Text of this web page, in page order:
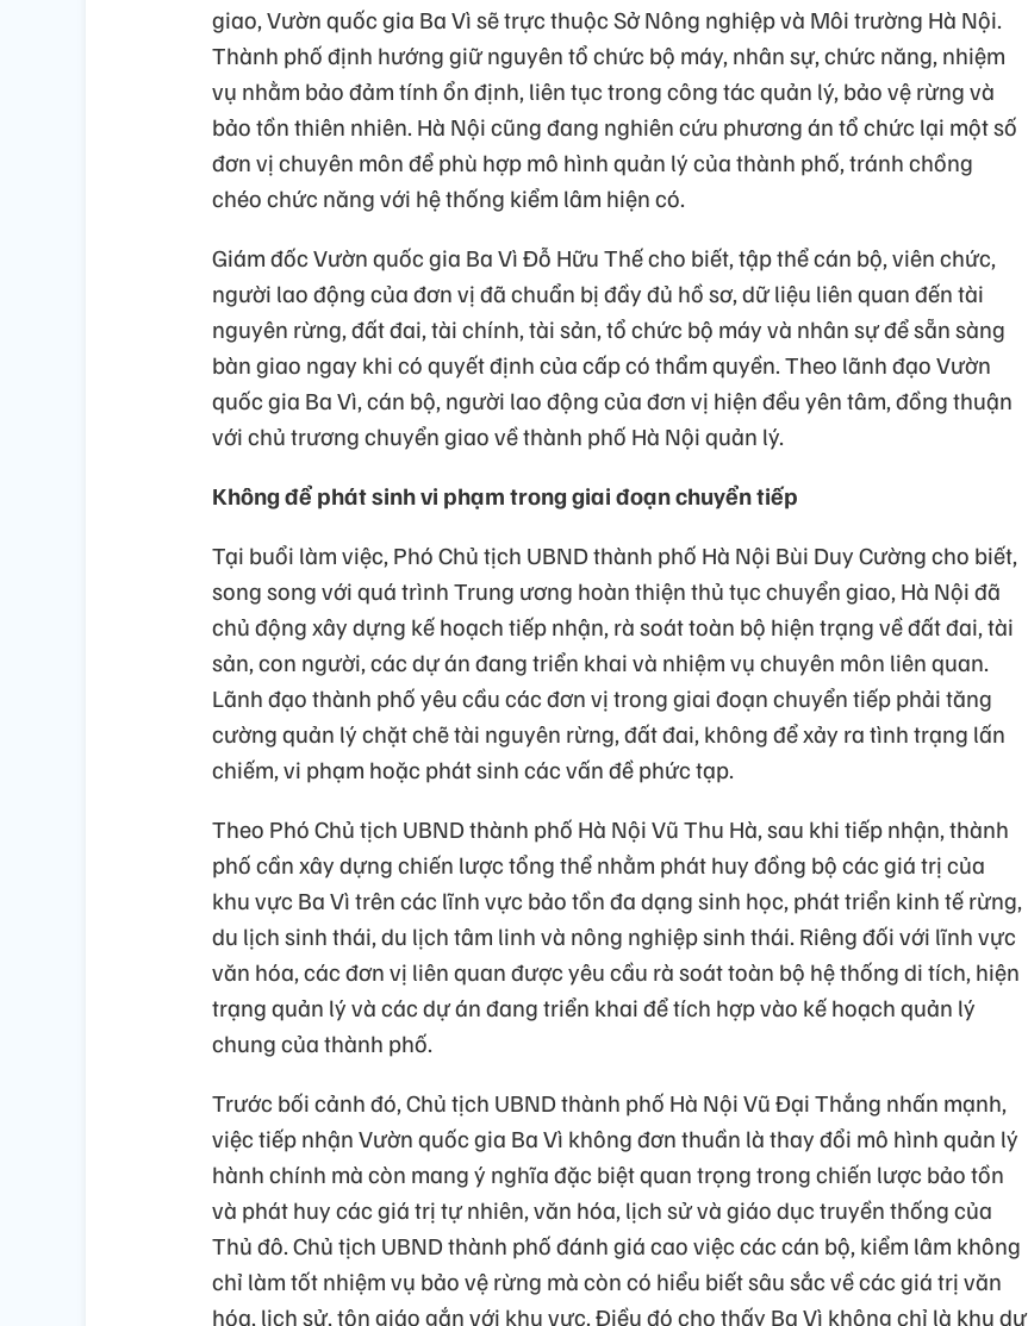
giao, Vườn quốc gia Ba Vì sẽ trực thuộc Sở Nông nghiệp và Môi trường Hà Nội.
Thành phố định hướng giữ nguyên tổ chức bộ máy, nhân sự, chức năng, nhiệm
vụ nhằm bảo đảm tính ổn định, liên tục trong công tác quản lý, bảo vệ rừng và
bảo tồn thiên nhiên. Hà Nội cũng đang nghiên cứu phương án tổ chức lại một số
đơn vị chuyên môn để phù hợp mô hình quản lý của thành phố, tránh chồng
chéo chức năng với hệ thống kiểm lâm hiện có.
Giám đốc Vườn quốc gia Ba Vì Đỗ Hữu Thế cho biết, tập thể cán bộ, viên chức,
người lao động của đơn vị đã chuẩn bị đầy đủ hồ sơ, dữ liệu liên quan đến tài
nguyên rừng, đất đai, tài chính, tài sản, tổ chức bộ máy và nhân sự để sẵn sàng
bàn giao ngay khi có quyết định của cấp có thẩm quyền. Theo lãnh đạo Vườn
quốc gia Ba Vì, cán bộ, người lao động của đơn vị hiện đều yên tâm, đồng thuận
với chủ trương chuyển giao về thành phố Hà Nội quản lý.
Không để phát sinh vi phạm trong giai đoạn chuyển tiếp
Tại buổi làm việc, Phó Chủ tịch UBND thành phố Hà Nội Bùi Duy Cường cho biết,
song song với quá trình Trung ương hoàn thiện thủ tục chuyển giao, Hà Nội đã
chủ động xây dựng kế hoạch tiếp nhận, rà soát toàn bộ hiện trạng về đất đai, tài
sản, con người, các dự án đang triển khai và nhiệm vụ chuyên môn liên quan.
Lãnh đạo thành phố yêu cầu các đơn vị trong giai đoạn chuyển tiếp phải tăng
cường quản lý chặt chẽ tài nguyên rừng, đất đai, không để xảy ra tình trạng lấn
chiếm, vi phạm hoặc phát sinh các vấn đề phức tạp.
Theo Phó Chủ tịch UBND thành phố Hà Nội Vũ Thu Hà, sau khi tiếp nhận, thành
phố cần xây dựng chiến lược tổng thể nhằm phát huy đồng bộ các giá trị của
khu vực Ba Vì trên các lĩnh vực bảo tồn đa dạng sinh học, phát triển kinh tế rừng,
du lịch sinh thái, du lịch tâm linh và nông nghiệp sinh thái. Riêng đối với lĩnh vực
văn hóa, các đơn vị liên quan được yêu cầu rà soát toàn bộ hệ thống di tích, hiện
trạng quản lý và các dự án đang triển khai để tích hợp vào kế hoạch quản lý
chung của thành phố.
Trước bối cảnh đó, Chủ tịch UBND thành phố Hà Nội Vũ Đại Thắng nhấn mạnh,
việc tiếp nhận Vườn quốc gia Ba Vì không đơn thuần là thay đổi mô hình quản lý
hành chính mà còn mang ý nghĩa đặc biệt quan trọng trong chiến lược bảo tồn
và phát huy các giá trị tự nhiên, văn hóa, lịch sử và giáo dục truyền thống của
Thủ đô. Chủ tịch UBND thành phố đánh giá cao việc các cán bộ, kiểm lâm không
chỉ làm tốt nhiệm vụ bảo vệ rừng mà còn có hiểu biết sâu sắc về các giá trị văn
hóa, lịch sử, tôn giáo gắn với khu vực. Điều đó cho thấy Ba Vì không chỉ là khu dự